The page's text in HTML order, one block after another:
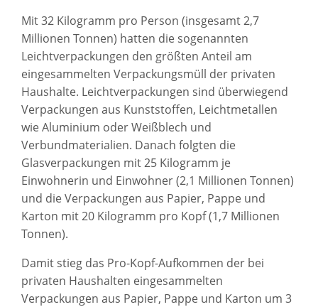
Mit 32 Kilogramm pro Person (insgesamt 2,7
Millionen Tonnen) hatten die sogenannten
Leichtverpackungen den größten Anteil am
eingesammelten Verpackungsmüll der privaten
Haushalte. Leichtverpackungen sind überwiegend
Verpackungen aus Kunststoffen, Leichtmetallen
wie Aluminium oder Weißblech und
Verbundmaterialien. Danach folgten die
Glasverpackungen mit 25 Kilogramm je
Einwohnerin und Einwohner (2,1 Millionen Tonnen)
und die Verpackungen aus Papier, Pappe und
Karton mit 20 Kilogramm pro Kopf (1,7 Millionen
Tonnen).
Damit stieg das Pro-Kopf-Aufkommen der bei
privaten Haushalten eingesammelten
Verpackungen aus Papier, Pappe und Karton um 3